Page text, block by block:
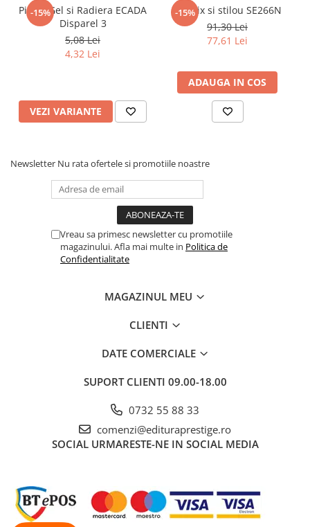
Organizare si Arhivare
Seturi birotica
Articole scolare
Coperti, Mape, Etichete
Ghiozdane si Penare scolare
Carti in dar
Carte Prescolara, Joc
Descopera lumea
Descopera si invata
Primele notiuni
Carti de colorat
-15%
Pix cu Gel si Radiera ECADA
Disparel 3
5,08 Lei
4,32 Lei
VEZI VARIANTE
-15%
Set pix si stilou SE266N
91,30 Lei
77,61 Lei
ADAUGA IN COS
Newsletter Nu rata ofertele si promotiile noastre
Vreau sa primesc newsletter cu promotiile
magazinului. Afla mai multe in Politica de
Confidentialitate
MAGAZINUL MEU
CLIENTI
DATE COMERCIALE
SUPORT CLIENTI 09.00-18.00
0732 55 88 33
comenzi@edituraprestige.ro
SOCIAL URMARESTE-NE IN SOCIAL MEDIA